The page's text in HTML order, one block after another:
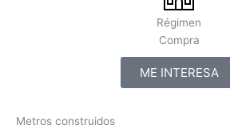
Régimen
Compra
ME INTERESA
Metros construidos